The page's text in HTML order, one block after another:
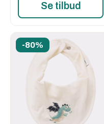
Se tilbud
-80%